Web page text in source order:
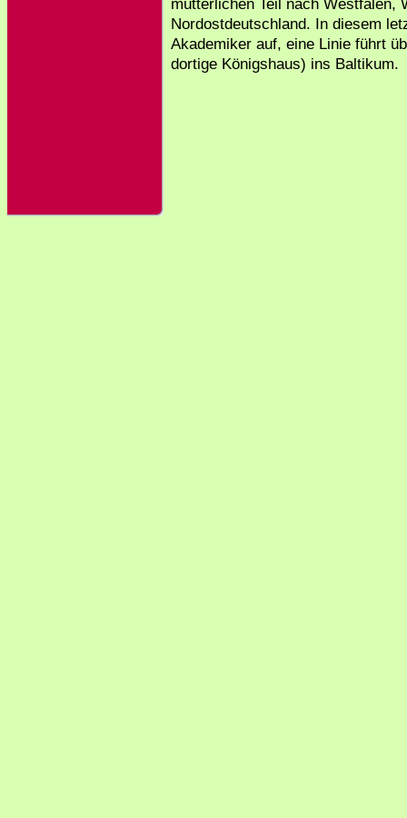
mütterlichen Teil nach Westfalen,
Nordostdeutschland. In diesem
Akademiker auf, eine Linie führt
dortige Königshaus) ins Baltikum.